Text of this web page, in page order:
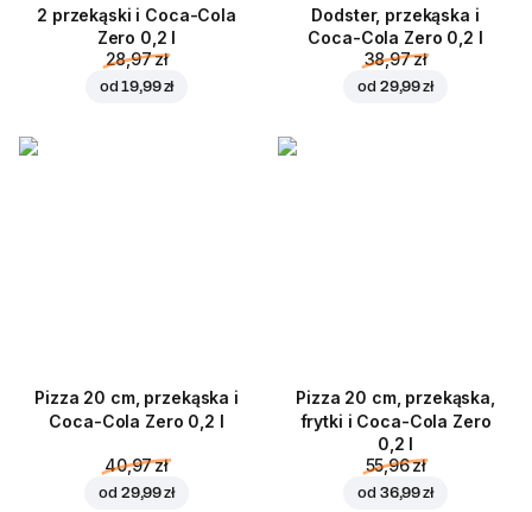
2 przekąski i Coca-Cola
Zero 0,2 l
28,97 zł
od19,99 zł
Dodster, przekąska i
Coca-Cola Zero 0,2 l
38,97 zł
od 29,99 zł
Pizza 20 cm, przekąska i
Coca-Cola Zero 0,2 l
40,97 zł
od 29,99 zł
Pizza 20 cm, przekąska,
frytki i Coca-Cola Zero
0,2 l
55,96 zł
od 36,99 zł